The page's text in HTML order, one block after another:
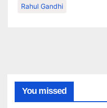
Rahul Gandhi
You missed